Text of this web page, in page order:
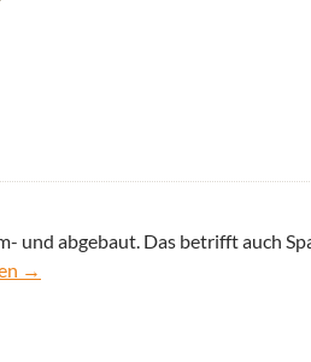
und abgebaut. Das betrifft auch
stellt Moneyou ein
→